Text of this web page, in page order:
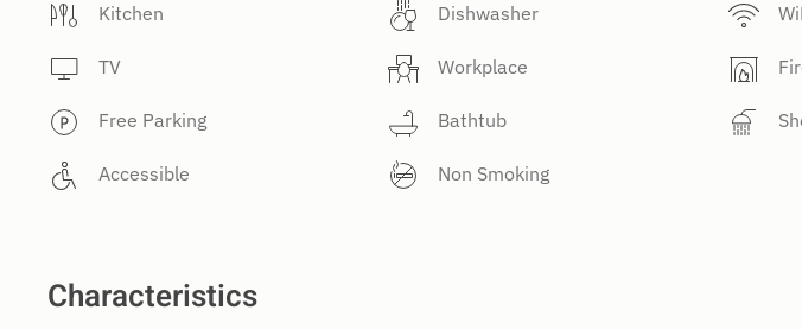
Kitchen Dishwasher
TV Workplace
Free Parking Bathtub
Accessible Non Smoking
Characteristics